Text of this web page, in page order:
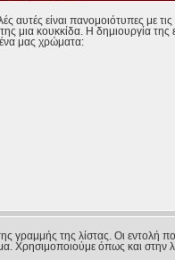
είναι πανομοιότυπες με
μια κουκκίδα. Η δημιουργία της
μας χρώματα:
γραμμής της λίστας. Οι εντολή
Χρησιμοποιούμε όπως και στην